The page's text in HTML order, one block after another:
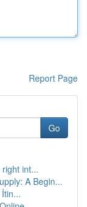
Report Page
Go
int...
A Begin...